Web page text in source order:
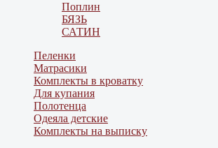
Поплин
БЯЗЬ
САТИН
Пеленки
Матрасики
Комплекты в кроватку
Для купания
Полотенца
Одеяла детские
Комплекты на выписку